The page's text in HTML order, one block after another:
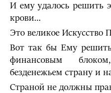
И ему удалось решить
крови…
Это великое Искусство
Вот так бы Ему
финансовым
безденежьем страну и
Страной не должны